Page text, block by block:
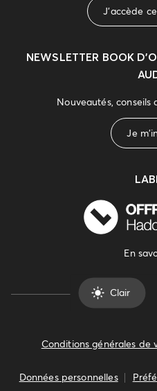
J'accède
NEWSLETTER BOOK
Nouveautés,
Je
En
Clair
Conditions générales de
Données personnelles